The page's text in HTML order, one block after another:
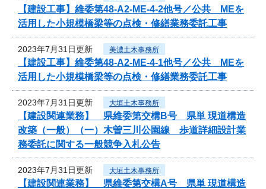
【建設工事】維委第48-A2-ME-4-2他号／公共 MEを
活用した小規模橋梁等の点検・修繕業務委託工事
2023年7月31日更新 美濃土木事務所
【建設工事】維委第48-A2-ME-4-1他号／公共 MEを
活用した小規模橋梁等の点検・修繕業務委託工事
2023年7月31日更新 大垣土木事務所
【建設関連業務】 県維委第交構B号 県単 現道構造
改築（一般）（一）木曽三川公園線 歩道詳細設計業
務委託に関する一般競争入札公告
2023年7月31日更新 大垣土木事務所
【建設関連業務】 県維委第交構A号 県単 現道構造